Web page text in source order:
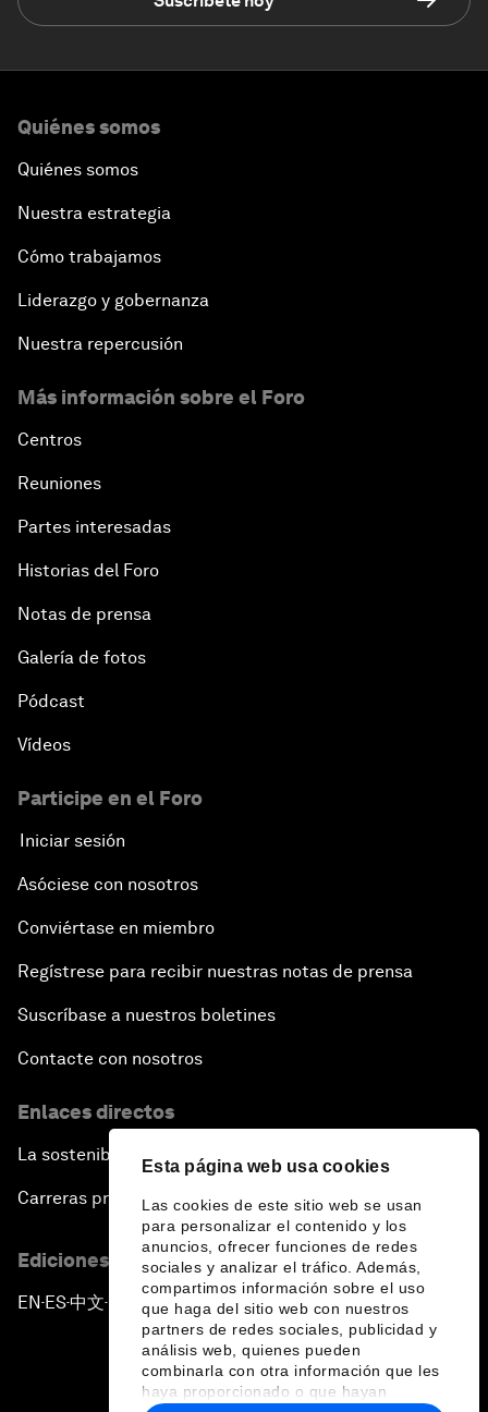
Esta página web usa cookies
Las cookies de este sitio web se usan
para personalizar el contenido y los
anuncios, ofrecer funciones de redes
sociales y analizar el tráfico. Además,
compartimos información sobre el uso
que haga del sitio web con nuestros
partners de redes sociales, publicidad y
análisis web, quienes pueden
combinarla con otra información que les
haya proporcionado o que hayan
Quiénes somos
Quiénes somos
Nuestra estrategia
Cómo trabajamos
Liderazgo y gobernanza
Nuestra repercusión
Más información sobre el Foro
Centros
Reuniones
Partes interesadas
Historias del Foro
Notas de prensa
Galería de fotos
Pódcast
Vídeos
Participe en el Foro
Iniciar sesión
Asóciese con nosotros
Conviértase en miembro
Regístrese para recibir nuestras notas de prensa
Suscríbase a nuestros boletines
Contacte con nosotros
Enlaces directos
La sostenibilidad en el Foro
Carreras profesionales
Ediciones en otros idiomas
EN ▪ES▪中文▪ 日本語